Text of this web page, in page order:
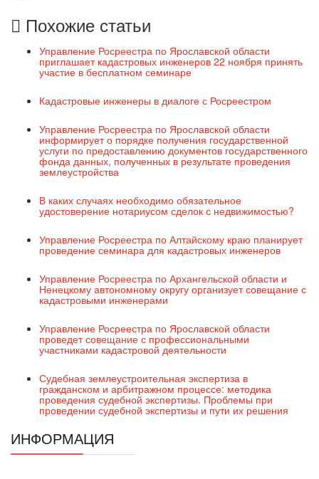
Похожие статьи
Управление Росреестра по Ярославской области
приглашает кадастровых инженеров 22 ноября принять
участие в бесплатном семинаре
Кадастровые инженеры в диалоге с Росреестром
Управление Росреестра по Ярославской области
информирует о порядке получения государственной
услуги по предоставлению документов государственного
фонда данных, полученных в результате проведения
землеустройства
В каких случаях необходимо обязательное
удостоверение нотариусом сделок с недвижимостью?
Управление Росреестра по Алтайскому краю планирует
проведение семинара для кадастровых инженеров
Управление Росреестра по Архангельской области и
Ненецкому автономному округу организует совещание с
кадастровыми инженерами
Управление Росреестра по Ярославской области
проведет совещание с профессиональными
участниками кадастровой деятельности
Судебная землеустроительная экспертиза в
гражданском и арбитражном процессе: методика
проведения судебной экспертизы. Проблемы при
проведении судебной экспертизы и пути их решения
ИНФОРМАЦИЯ